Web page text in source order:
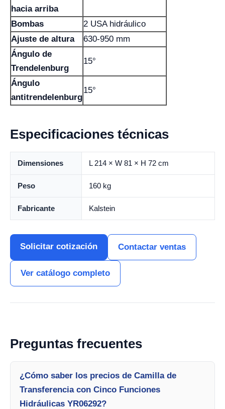
hacia arriba
Bombas
2 USA hidráulico
Ajuste de altura
630-950 mm
Ángulo de
Trendelenburg
15°
Ángulo
antitrendelenburg
15°
Especificaciones técnicas
Dimensiones L 214 × W 81 × H 72 cm
Peso 160 kg
Fabricante Kalstein
Solicitar cotización Contactar ventas
Ver catálogo completo
Preguntas frecuentes
¿Cómo saber los precios de Camilla de
Transferencia con Cinco Funciones
Hidráulicas YR06292?